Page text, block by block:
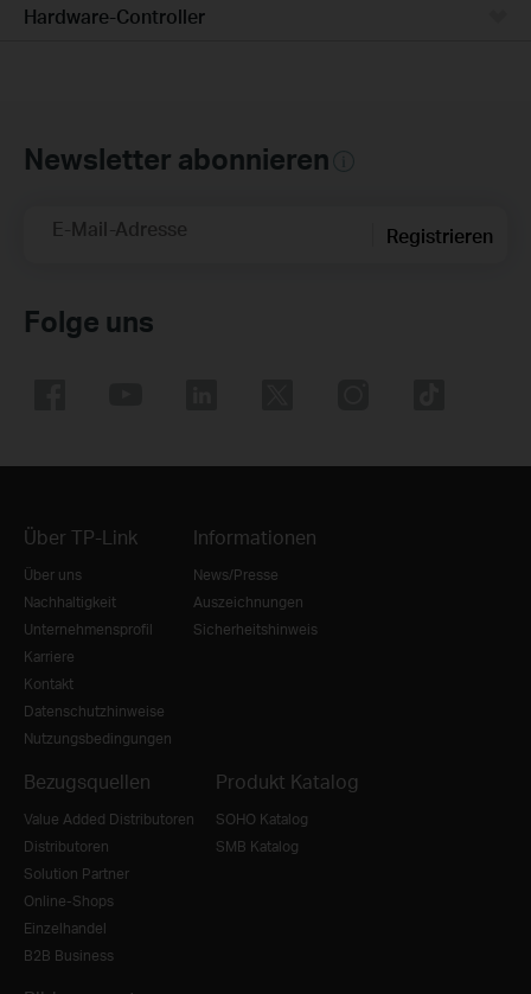
Hardware-Controller
Newsletter abonnieren
E-Mail-Adresse Registrieren
Folge uns
Über TP-Link
Über uns
Nachhaltigkeit
Unternehmensprofil
Karriere
Kontakt
Datenschutzhinweise
Nutzungsbedingungen
Informationen
News/Presse
Auszeichnungen
Sicherheitshinweis
Bezugsquellen
Value Added Distributoren
Distributoren
Solution Partner
Online-Shops
Einzelhandel
B2B Business
Produkt Katalog
SOHO Katalog
SMB Katalog